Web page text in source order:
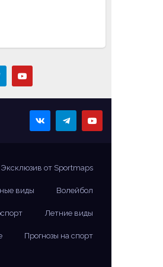
Эксклюзив от Sportmaps
виды Волейбол
Летние виды
Прогнозы на спорт